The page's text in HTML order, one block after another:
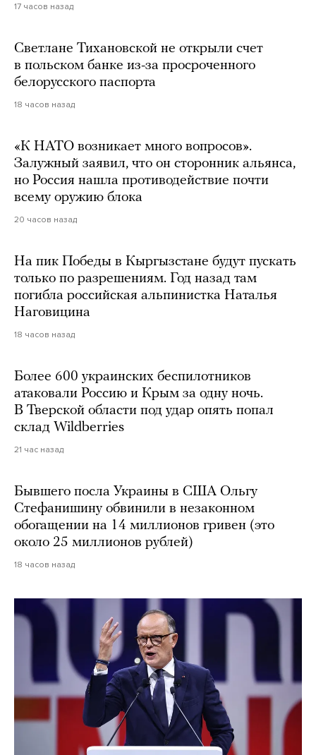
17 часов назад
Светлане Тихановской не открыли счет
в польском банке из-за просроченного
белорусского паспорта
18 часов назад
«К НАТО возникает много вопросов».
Залужный заявил, что он сторонник альянса,
но Россия нашла противодействие почти
всему оружию блока
20 часов назад
На пик Победы в Кыргызстане будут пускать
только по разрешениям. Год назад там
погибла российская альпинистка Наталья
Наговицина
18 часов назад
Более 600 украинских беспилотников
атаковали Россию и Крым за одну ночь.
В Тверской области под удар опять попал
склад Wildberries
21 час назад
Бывшего посла Украины в США Ольгу
Стефанишину обвинили в незаконном
обогащении на 14 миллионов гривен (это
около 25 миллионов рублей)
18 часов назад